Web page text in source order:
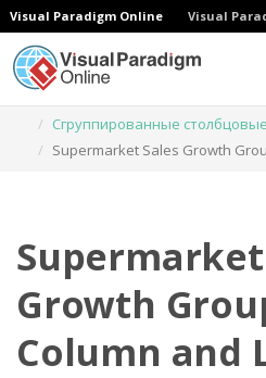
Visual Paradigm Online Visual
Сгруппированные
Supermarket Sales Growth
Supermarket
Growth
Column and